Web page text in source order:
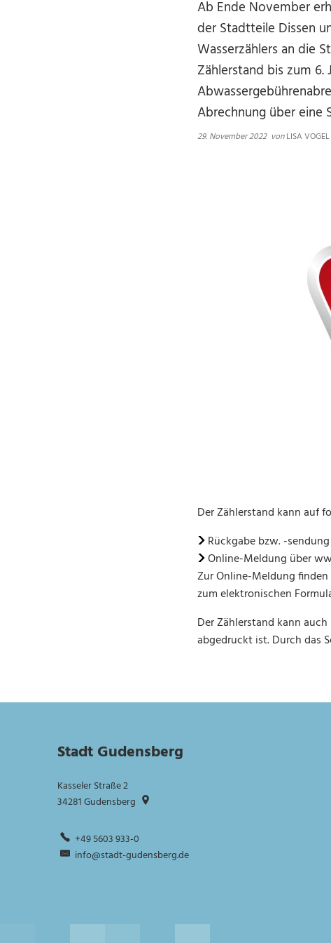
Ab Ende November
der Stadtteile Dissen
Wasserzählers an die
Zählerstand bis zum 6.
Abrechnung über eine
29. November 2022 vonLISA VOGEL
Der Zählerstand kann auf
Rückgabe bzw. -
Online-Meldung über
Zur Online-Meldung
zum elektronischen
Der Zählerstand kann
abgedruckt ist. Durch das
Stadt Gudensberg
Kasseler Straße 2
34281Gudensberg
+49 5603 933-0
info@stadt-gudensberg.de